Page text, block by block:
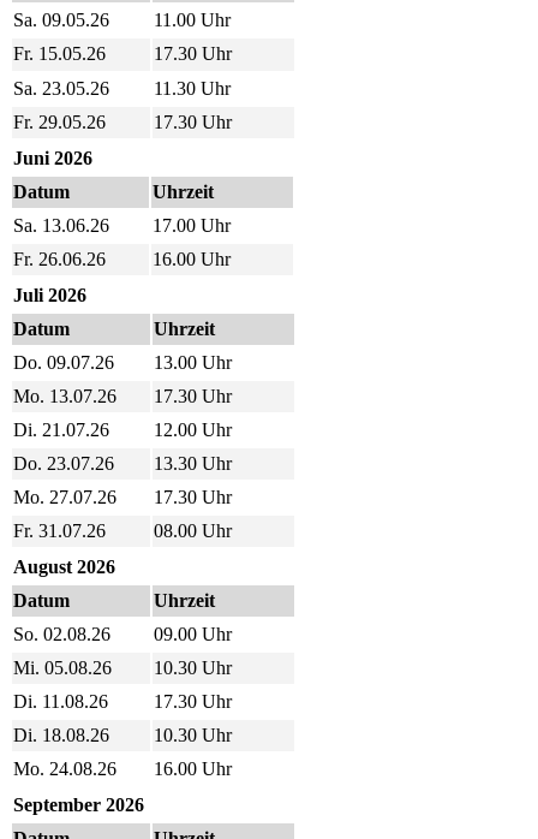
Sa. 09.05.26
11.00 Uhr
Fr. 15.05.26
17.30 Uhr
Sa. 23.05.26
11.30 Uhr
Fr. 29.05.26
17.30 Uhr
Juni 2026
Datum
Uhrzeit
Sa. 13.06.26
17.00 Uhr
Fr. 26.06.26
16.00 Uhr
Juli 2026
Datum
Uhrzeit
Do. 09.07.26
13.00 Uhr
Mo. 13.07.26
17.30 Uhr
Di. 21.07.26
12.00 Uhr
Do. 23.07.26
13.30 Uhr
Mo. 27.07.26
17.30 Uhr
Fr. 31.07.26
08.00 Uhr
August 2026
Datum
Uhrzeit
So. 02.08.26
09.00 Uhr
Mi. 05.08.26
10.30 Uhr
Di. 11.08.26
17.30 Uhr
Di. 18.08.26
10.30 Uhr
Mo. 24.08.26
16.00 Uhr
September 2026